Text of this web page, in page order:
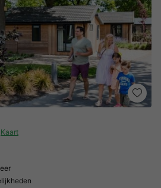
Kaart